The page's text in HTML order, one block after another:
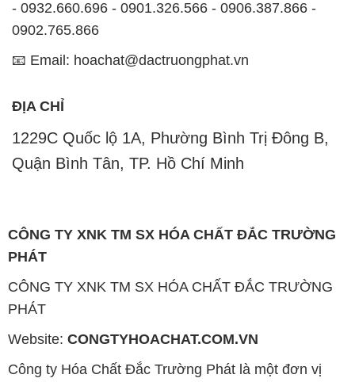
ĐỊA CHỈ
1229C Quốc lộ 1A, Phường Bình Trị Đông B,
Quận Bình Tân, TP. Hồ Chí Minh
CÔNG TY XNK TM SX HÓA CHẤT ĐẮC TRƯỜNG
PHÁT
Website:CONGTYHOACHAT.COM.VN
chuyên kinh doanh và phân phối các loại hóa chất
công nghiệp đa dạng nhằm đáp ứng nhu cầu sử
dụng của khách hàng một cách tốt nhất.
Chúng tôi cam kết mang đến sự hài lòng và đáp ứng